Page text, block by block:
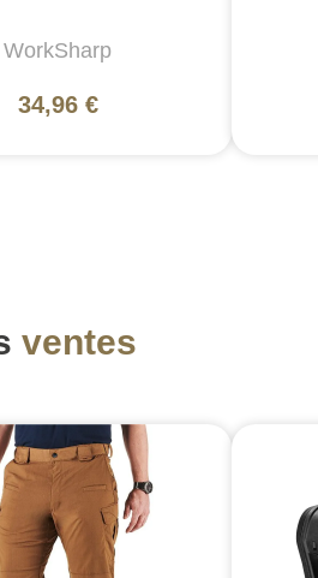
WorkSharp
34,96 €
ventes